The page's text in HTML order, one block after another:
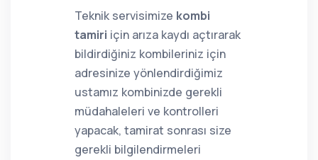
Teknik servisimize kombi
tamiri için arıza kaydı açtırarak
bildirdiğiniz kombileriniz için
adresinize yönlendirdiğimiz
ustamız kombinizde gerekli
müdahaleleri ve kontrolleri
yapacak, tamirat sonrası size
gerekli bilgilendirmeleri